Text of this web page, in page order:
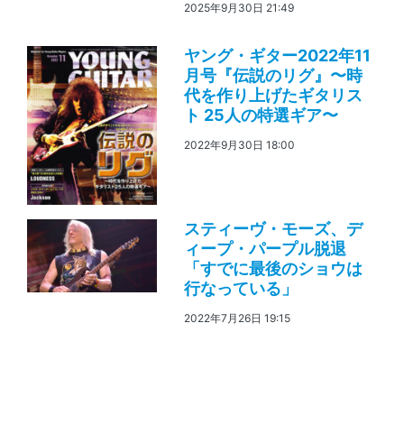
2025年9月30日 21:49
ヤング・ギター2022年11
月号『伝説のリグ』〜時
代を作り上げたギタリス
ト 25人の特選ギア〜
2022年9月30日 18:00
スティーヴ・モーズ、デ
ィープ・パープル脱退
「すでに最後のショウは
行なっている」
2022年7月26日 19:15